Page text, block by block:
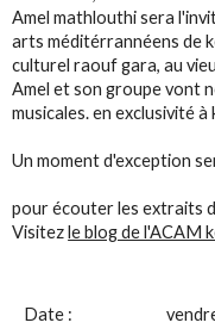
Amel mathlouthi sera
arts méditérrannéens de
culturel raouf gara, au
Amel et son groupe vont
musicales. en exclusivité à
Un moment d'exception
pour écouter les extraits
Visitezle blog de l'ACAM
Date :